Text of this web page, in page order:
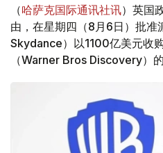
（哈萨克国际通讯社讯）英国
由，在星期四（8月6日）批
Skydance）以1100亿美元收
（Warner Bros Discovery）的